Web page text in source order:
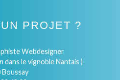
PROJET ?
Webdesigner
dans le vignoble Nantais )
Boussay